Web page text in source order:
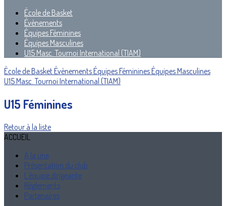
École de Basket
Évènements
Équipes Féminines
Équipes Masculines
U15 Masc. Tournoi International (TIAM)
École de BasketÉvènementsÉquipes FémininesÉquipes Masculines
U15 Masc. Tournoi International (TIAM)
U15 Féminines
Retour à la liste
ACCUEIL
A la une
Présentation du club
L'équipe dirigeante
Règlements
Partenaires